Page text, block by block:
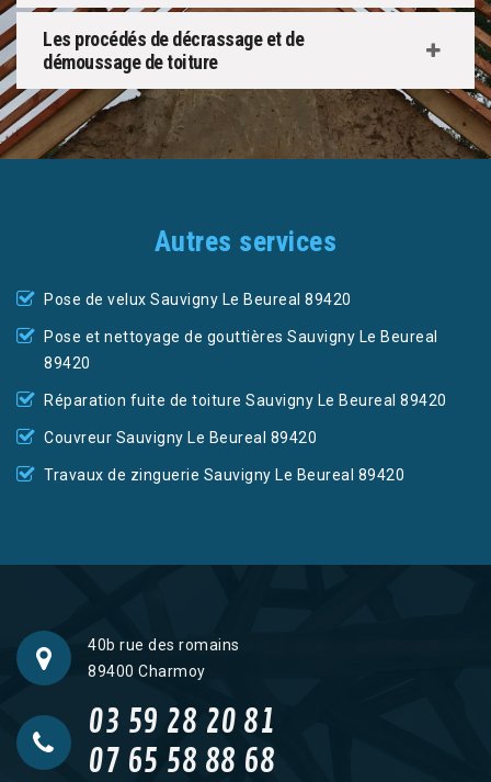
Les procédés de décrassage et de
démoussage de toiture
Autres services
Pose de velux Sauvigny Le Beureal 89420
Pose et nettoyage de gouttières Sauvigny Le Beureal
89420
Réparation fuite de toiture Sauvigny Le Beureal 89420
Couvreur Sauvigny Le Beureal 89420
Travaux de zinguerie Sauvigny Le Beureal 89420
40b rue des romains
89400 Charmoy
03 59 28 20 81
07 65 58 88 68